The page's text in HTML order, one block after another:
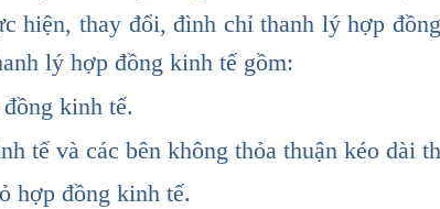
hiện, thay đổi, đình chỉ thanh lý hợp
lý hợp đồng kinh tế gồm:
kinh tế.
tế và các bên không thỏa thuận kéo dài
hợp đồng kinh tế.